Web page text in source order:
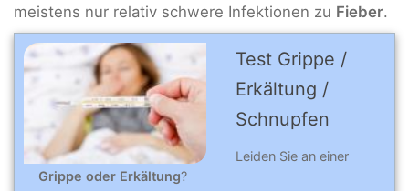
meistens nur relativ schwere Infektionen zu Fieber.
Test Grippe /
Erkältung /
Schnupfen
Leiden Sie an einer
Grippe oder Erkältung?